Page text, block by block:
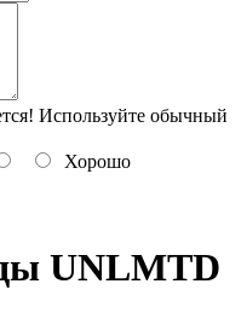
Используйте обычный
Хорошо
UNLMTD